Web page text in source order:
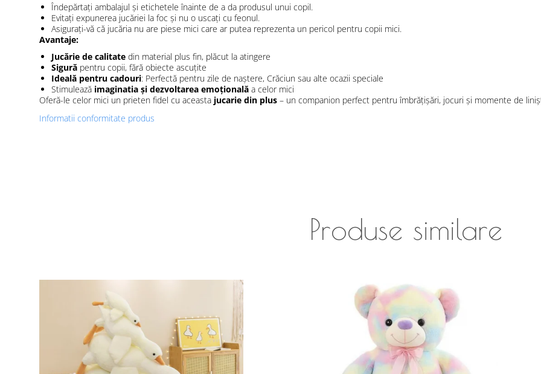
Îndepărtați ambalajul și etichetele înainte de a da produsul unui copil.
Evitați expunerea jucăriei la foc și nu o uscați cu feonul.
Asigurați-vă că jucăria nu are piese mici care ar putea reprezenta un pericol pentru copii mici.
Avantaje:
Jucărie de calitate din material plus fin, plăcut la atingere
Sigură pentru copii, fără obiecte ascuțite
Ideală pentru cadouri: Perfectă pentru zile de naștere, Crăciun sau alte ocazii speciale
Stimulează imaginatia și dezvoltarea emoțională a celor mici
Oferă-le celor mici un prieten fidel cu aceasta jucarie din plus – un companion perfect pentru îmbrățișări, jocuri și momente de
Informatii conformitate produs
Produse similare